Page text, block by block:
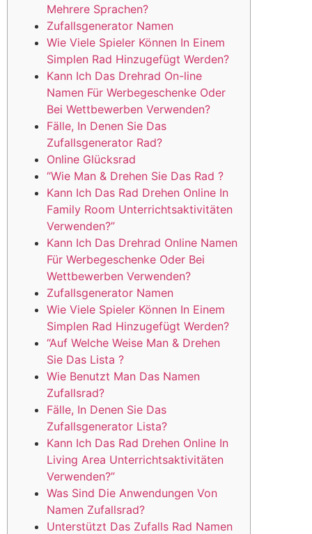
Mehrere Sprachen?
Zufallsgenerator Namen
Wie Viele Spieler Können In Einem
Simplen Rad Hinzugefügt Werden?
Kann Ich Das Drehrad On-line
Namen Für Werbegeschenke Oder
Bei Wettbewerben Verwenden?
Fälle, In Denen Sie Das
Zufallsgenerator Rad?
Online Glücksrad
“Wie Man & Drehen Sie Das Rad ?
Kann Ich Das Rad Drehen Online In
Family Room Unterrichtsaktivitäten
Verwenden?”
Kann Ich Das Drehrad Online Namen
Für Werbegeschenke Oder Bei
Wettbewerben Verwenden?
Zufallsgenerator Namen
Wie Viele Spieler Können In Einem
Simplen Rad Hinzugefügt Werden?
“Auf Welche Weise Man & Drehen
Sie Das Lista ?
Wie Benutzt Man Das Namen
Zufallsrad?
Fälle, In Denen Sie Das
Zufallsgenerator Lista?
Kann Ich Das Rad Drehen Online In
Living Area Unterrichtsaktivitäten
Verwenden?”
Was Sind Die Anwendungen Von
Namen Zufallsrad?
Unterstützt Das Zufalls Rad Namen